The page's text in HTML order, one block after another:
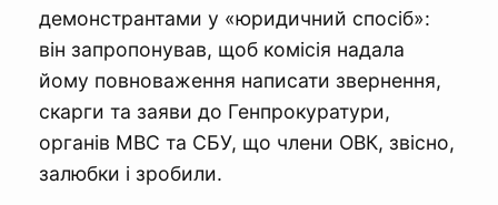
демонстрантами у «юридичний спосіб»:
він запропонував, щоб комісія надала
йому повноваження написати звернення,
скарги та заяви до Генпрокуратури,
органів МВС та СБУ, що члени ОВК, звісно,
залюбки і зробили.